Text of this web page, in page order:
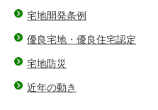
宅地開発条例
優良宅地・優良住宅認定
宅地防災
近年の動き